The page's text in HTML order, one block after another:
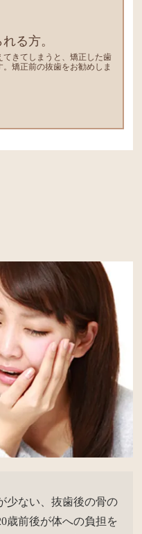
る方。
てきてしまうと、矯正した歯
矯正前の抜歯をお勧めしま
少ない、抜歯後の骨の
歳前後が体への負担を